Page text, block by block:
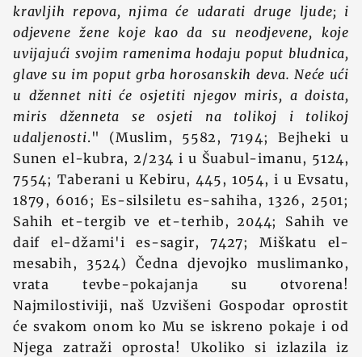
kravljih repova, njima će udarati druge ljude; i
odjevene žene koje kao da su neodjevene, koje
uvijajući svojim ramenima hodaju poput bludnica,
glave su im poput grba horosanskih deva. Neće ući
u džennet niti će osjetiti njegov miris, a doista,
miris dženneta se osjeti na tolikoj i tolikoj
udaljenosti." (Muslim, 5582, 7194; Bejheki u
Sunen el-kubra, 2/234 i u Šuabul-imanu, 5124,
7554; Taberani u Kebiru, 445, 1054, i u Evsatu,
1879, 6016; Es-silsiletu es-sahiha, 1326, 2501;
Sahih et-tergib ve et-terhib, 2044; Sahih ve
daif el-džami'i es-sagir, 7427; Miškatu el-
mesabih, 3524) Čedna djevojko muslimanko,
vrata tevbe-pokajanja su otvorena!
Najmilostiviji, naš Uzvišeni Gospodar oprostit
će svakom onom ko Mu se iskreno pokaje i od
Njega zatraži oprosta! Ukoliko si izlazila iz